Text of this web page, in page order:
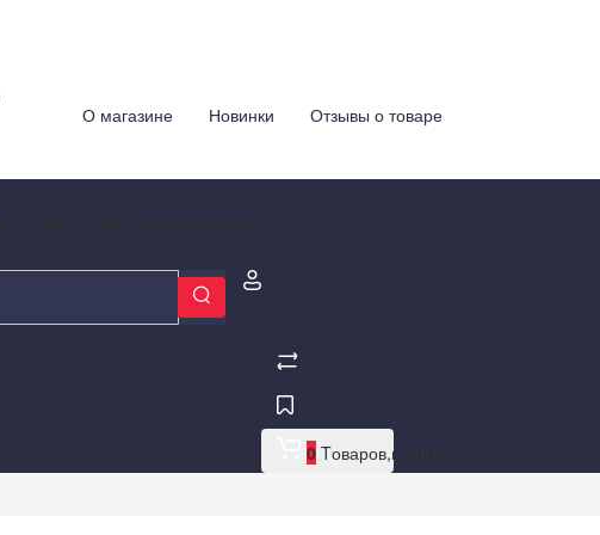
О магазине Новинки Отзывы о товаре
0 Tоваров,на